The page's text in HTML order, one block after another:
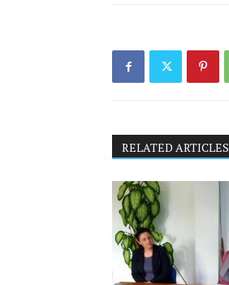
RELATED ARTICLES